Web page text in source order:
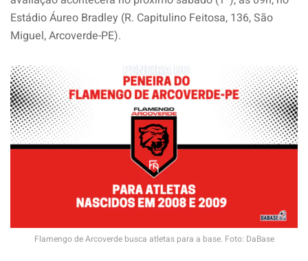
Estádio Áureo Bradley (R. Capitulino Feitosa, 136, São
Miguel, Arcoverde-PE).
Flamengo de Arcoverde busca atletas para a base. Foto: DaBase